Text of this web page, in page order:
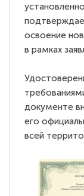
освоение
в рамках
документе
его
всей